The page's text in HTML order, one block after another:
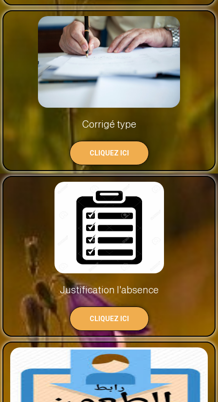
Corrigé type
CLIQUEZ ICI
Justification l'absence
CLIQUEZ ICI